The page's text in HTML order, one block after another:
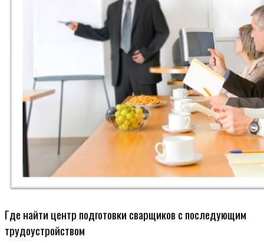
Где найти центр подготовки сварщиков с последующим
трудоустройством